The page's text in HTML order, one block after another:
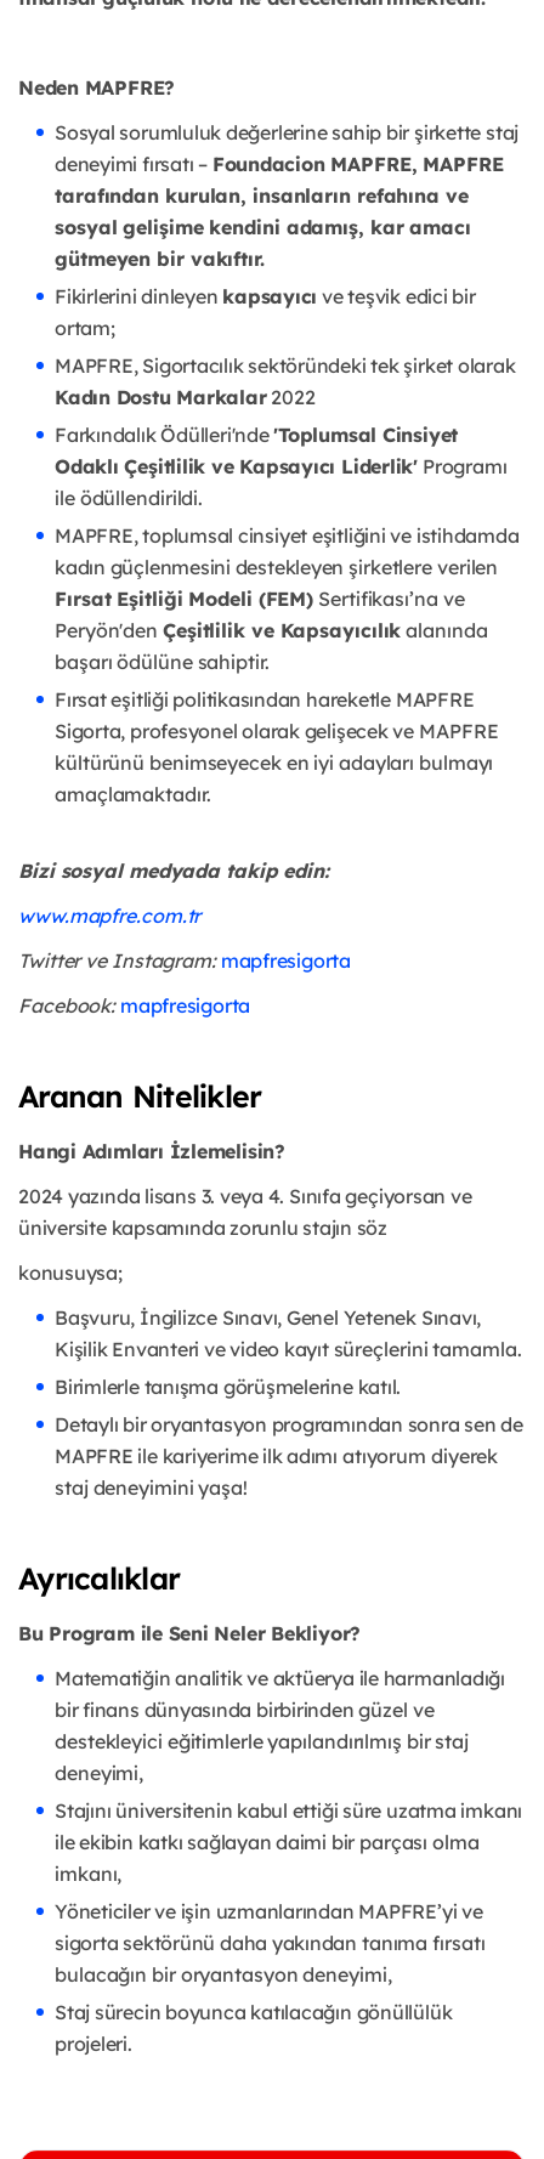
Neden MAPFRE?
Sosyal sorumluluk değerlerine sahip bir şirkette staj
deneyimi fırsatı – Foundacion MAPFRE, MAPFRE
tarafından kurulan, insanların refahına ve
sosyal gelişime kendini adamış, kar amacı
gütmeyen bir vakıftır.
Fikirlerini dinleyen kapsayıcı ve teşvik edici bir
ortam;
MAPFRE, Sigortacılık sektöründeki tek şirket olarak
Kadın Dostu Markalar2022
Farkındalık Ödülleri'nde'Toplumsal Cinsiyet
Odaklı Çeşitlilik ve Kapsayıcı Liderlik' Programı
ile ödüllendirildi.
MAPFRE, toplumsal cinsiyet eşitliğini ve istihdamda
kadın güçlenmesini destekleyen şirketlere verilen
Fırsat Eşitliği Modeli (FEM) Sertifikası’na ve
Peryön'den Çeşitlilik ve Kapsayıcılık alanında
başarı ödülüne sahiptir.
Fırsat eşitliği politikasından hareketle MAPFRE
Sigorta, profesyonel olarak gelişecekve MAPFRE
kültürünü benimseyecek en iyi adayları bulmayı
amaçlamaktadır.
Bizi sosyal medyada takip edin:
www.mapfre.com.tr
Twitter ve Instagram: mapfresigorta
Facebook: mapfresigorta
Aranan Nitelikler
Hangi Adımları İzlemelisin?
2024 yazında lisans 3. veya 4. Sınıfa geçiyorsan ve
üniversite kapsamında zorunlu stajın söz
konusuysa;
Başvuru, İngilizce Sınavı, Genel Yetenek Sınavı,
Kişilik Envanteri ve video kayıt süreçlerini tamamla.
Birimlerle tanışma görüşmelerine katıl.
Detaylı bir oryantasyon programından sonra sen de
MAPFRE ile kariyerime ilk adımı atıyorum diyerek
staj deneyimini yaşa!
Ayrıcalıklar
Bu Program ile Seni Neler Bekliyor?
Matematiğin analitik ve aktüerya ile harmanladığı
bir finans dünyasında birbirindengüzel ve
destekleyici eğitimlerle yapılandırılmış bir staj
deneyimi,
Stajını üniversitenin kabul ettiği süre uzatma imkanı
ile ekibin katkı sağlayan daimi bir parçası olma
imkanı,
Yöneticiler ve işin uzmanlarından MAPFRE’yi ve
sigorta sektörünü daha yakından tanıma fırsatı
bulacağın bir oryantasyon deneyimi,
Staj sürecin boyunca katılacağın gönüllülük
projeleri.